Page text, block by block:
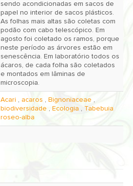
sendo acondicionadas em sacos de
papel no interior de sacos plásticos.
As folhas mais altas são coletas com
podão com cabo telescópico. Em
agosto foi coletado os ramos, porque
neste período as árvores estão em
senescência. Em laboratório todos os
ácaros, de cada folha são coletados
e montados em lâminas de
microscopia.
Acari , acaros , Bignoniaceae ,
biodiversidade , Ecologia , Tabebuia
roseo-alba